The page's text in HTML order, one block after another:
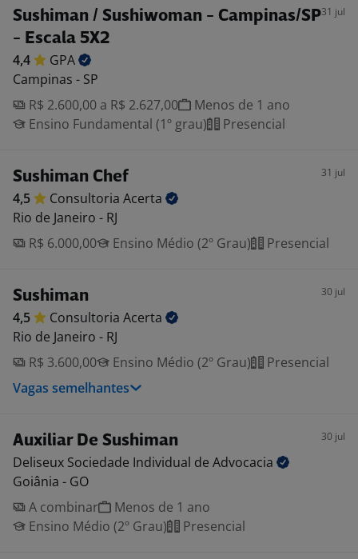
Sushiman / Sushiwoman - Campinas/SP
- Escala 5X2
31 jul
4,4
GPA
Campinas - SP
R$ 2.600,00 a R$ 2.627,00
Menos de 1 ano
Ensino Fundamental (1º grau)
Presencial
Sushiman Chef 31 jul
4,5 Consultoria Acerta
Rio de Janeiro - RJ
R$ 6.000,00
Ensino Médio (2º Grau) Presencial
Sushiman 30 jul
4,5 Consultoria Acerta
Rio de Janeiro - RJ
R$ 3.600,00
Ensino Médio (2º Grau)
Presencial
Vagas semelhantes
Auxiliar De Sushiman 30 jul
Deliseux Sociedade Individual de Advocacia
Goiânia - GO
A combinar
Menos de 1 ano
Ensino Médio (2º Grau)
Presencial